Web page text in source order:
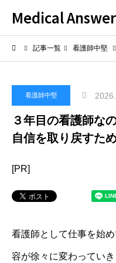
Medical Answer
記事一覧 看護師中堅
看護師中堅
３年目の看護師な
自信を取り戻すた
[PR]
看護師として仕事を始
容が徐々に変わってい